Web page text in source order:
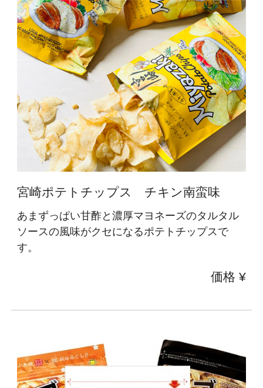
宮崎ポテトチップス チキン南蛮味
あまずっぱい甘酢と濃厚マヨネーズのタルタル
ソースの風味がクセになるポテトチップスで
す。
価格 ¥